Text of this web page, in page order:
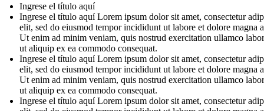
Ingrese el título aquí
Ingrese el título aquí Lorem ipsum dolor sit amet, consectetur
elit, sed do eiusmod tempor incididunt ut labore et dolore magna
Ut enim ad minim veniam, quis nostrud exercitation ullamco
ut aliquip ex ea commodo consequat.
Ingrese el título aquí Lorem ipsum dolor sit amet, consectetur
elit, sed do eiusmod tempor incididunt ut labore et dolore magna
Ut enim ad minim veniam, quis nostrud exercitation ullamco
ut aliquip ex ea commodo consequat.
Ingrese el título aquí Lorem ipsum dolor sit amet, consectetur